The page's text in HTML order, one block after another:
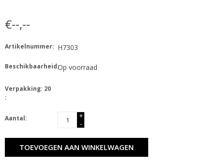
€--,--
Artikelnummer: H7303
Beschikbaarheid:Op voorraad
Verpakking: 20
:
Aantal:
+
-
TOEVOEGEN AAN WINKELWAGEN